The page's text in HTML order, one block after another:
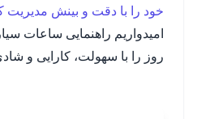
خود را با دقت و بینش مدیریت
امیدواریم راهنمایی ساعات
روز را با سهولت، کارایی و